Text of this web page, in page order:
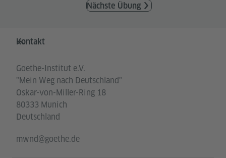
Nächste Übung
Service- und Informationsbereich
Kontakt
Goethe-Institut e.V.
"Mein Weg nach Deutschland"
Oskar-von-Miller-Ring 18
80333 Munich
Deutschland
mwnd@goethe.de